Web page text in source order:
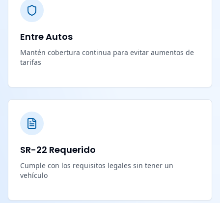
Entre Autos
Mantén cobertura continua para evitar aumentos de
tarifas
SR-22 Requerido
Cumple con los requisitos legales sin tener un
vehículo